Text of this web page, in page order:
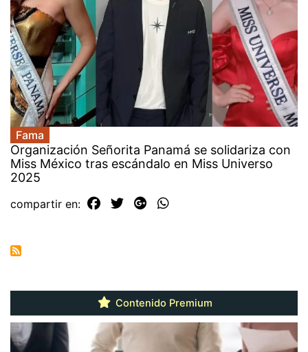
Fama
Organización Señorita Panamá se solidariza con
Miss México tras escándalo en Miss Universo
2025
compartir en:
Contenido Premium